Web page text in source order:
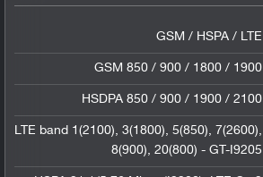
GSM / HSPA / LTE
GSM 850 / 900 / 1800 / 1900
HSDPA 850 / 900 / 1900 / 2100
LTE band 1(2100), 3(1800), 5(850), 7(2600),
8(900), 20(800) - GT-I9205